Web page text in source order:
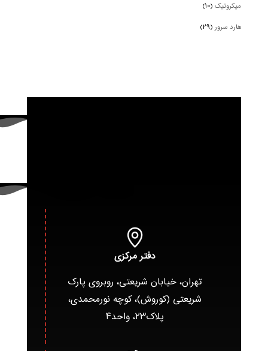
میکروتیک(۱۰)
هارد سرور(۲۹)
دفتر مرکزی
تهران، خیابان شریعتی، روبروی پارک
شریعتی (کوروش)، کوچه نورمحمدی،
پلاک۲۳، واحد۴